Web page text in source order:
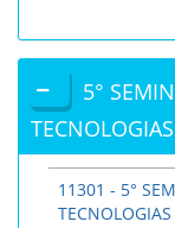
5°
11301 - 5°